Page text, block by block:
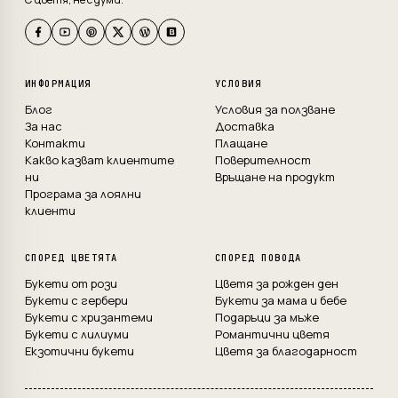
ИНФОРМАЦИЯ
Блог
За нас
Контакти
Какво казват клиентите
ни
Програма за лоялни
клиенти
УСЛОВИЯ
Условия за ползване
Доставка
Плащане
Поверителност
Връщане на продукт
СПОРЕД ЦВЕТЯТА
Букети от рози
Букети с гербери
Букети с хризантеми
Букети с лилиуми
Екзотични букети
СПОРЕД ПОВОДА
Цветя за рожден ден
Букети за мама и бебе
Подаръци за мъже
Романтични цветя
Цветя за благодарност